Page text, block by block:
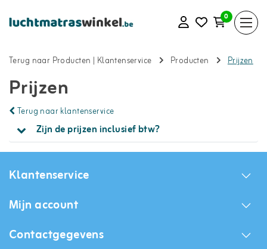
0
Terug naar Producten | Klantenservice Producten Prijzen
Prijzen
Terug naar klantenservice
Zijn de prijzen inclusief btw?
Klantenservice
Mijn account
Contactgegevens